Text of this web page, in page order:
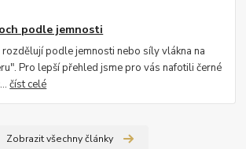
podle jemnosti
rozdělují podle jemnosti nebo síly vlákna na
Pro lepší přehled jsme pro vás nafotili černé
číst celé
Zobrazit všechny články